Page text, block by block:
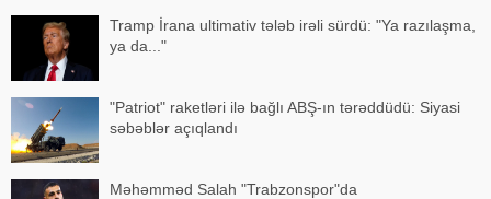
Tramp İrana ultimativ tələb irəli sürdü: "Ya razılaşma,
ya da..."
"Patriot" raketləri ilə bağlı ABŞ-ın tərəddüdü: Siyasi
səbəblər açıqlandı
Məhəmməd Salah "Trabzonspor"da